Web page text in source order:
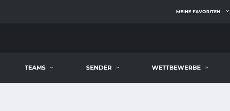
MEINE FAVORITEN
TEAMS SENDER WETTBEWERBE